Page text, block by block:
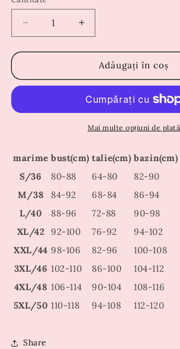
Reduceți
cantitatea
pentru
Nalla
Creșteți
cantitatea
pentru
Rochie
Nalla
Adăugați în coș
Mai multe opțiuni de plată
marime bust(cm) talie(cm) bazin(cm)
S/36
80-88 64-80
82-90
M/38
84-92 68-84
86-94
L/40
88-96 72-88
90-98
XL/42 92-100 76-92
94-102
XXL/44 98-106 82-96
100-108
3XL/46 102-110 86-100
104-112
4XL/48 106-114 90-104
108-116
5XL/50 110-118 94-108 112-120
Share